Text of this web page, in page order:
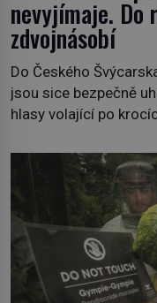
nevyjímaje.
zdvojnásobí
Do Českého
jsou sice bezpečně
hlasy volající po
požáry už nejsou
Středomoří. S
krajinou a
nový evropský